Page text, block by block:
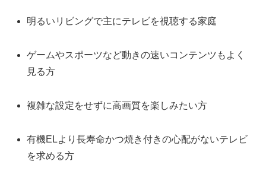
明るいリビングで主にテレビを視聴する家庭
ゲームやスポーツなど動きの速いコンテンツもよく
見る方
複雑な設定をせずに高画質を楽しみたい方
有機ELより長寿命かつ焼き付きの心配がないテレビ
を求める方